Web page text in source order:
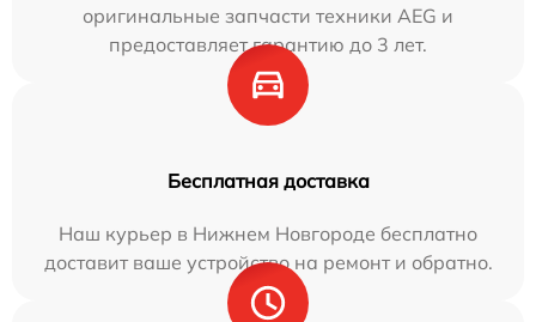
оригинальные запчасти техники AEG и
предоставляет гарантию до 3 лет.
Бесплатная доставка
Наш курьер в Нижнем Новгороде бесплатно
доставит ваше устройство на ремонт и обратно.